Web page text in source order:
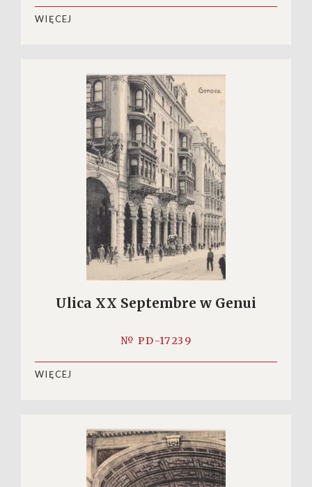
WIĘCEJ
Ulica XX Septembre w Genui
№ PD-17239
WIĘCEJ